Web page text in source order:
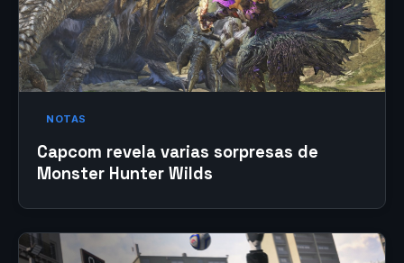
NOTAS
Capcom revela varias sorpresas de
Monster Hunter Wilds